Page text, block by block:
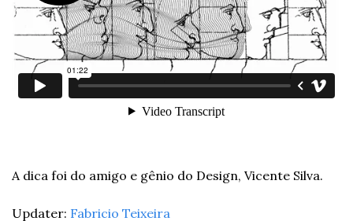
A dica foi do amigo e gênio do Design, Vicente Silva.
Updater: Fabricio Teixeira